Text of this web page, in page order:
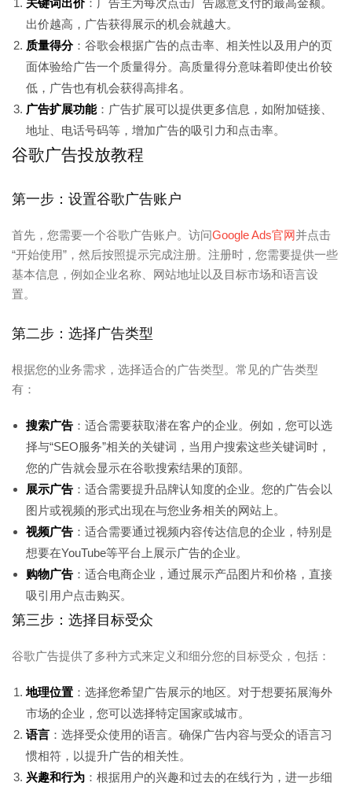
关键词出价：广告主为每次点击广告愿意支付的最高金额。
出价越高，广告获得展示的机会就越大。
质量得分：谷歌会根据广告的点击率、相关性以及用户的页
面体验给广告一个质量得分。高质量得分意味着即使出价较
低，广告也有机会获得高排名。
广告扩展功能：广告扩展可以提供更多信息，如附加链接、
地址、电话号码等，增加广告的吸引力和点击率。
谷歌广告投放教程
第一步：设置谷歌广告账户
首先，您需要一个谷歌广告账户。访问Google Ads官网并点击
“开始使用”，然后按照提示完成注册。注册时，您需要提供一些
基本信息，例如企业名称、网站地址以及目标市场和语言设
置。
第二步：选择广告类型
根据您的业务需求，选择适合的广告类型。常见的广告类型
有：
搜索广告 ：适合需要获取潜在客户的企业。例如，您可以选
择与“SEO服务”相关的关键词，当用户搜索这些关键词时，
您的广告就会显示在谷歌搜索结果的顶部。
展示广告 ：适合需要提升品牌认知度的企业。您的广告会以
图片或视频的形式出现在与您业务相关的网站上。
视频广告 ：适合需要通过视频内容传达信息的企业，特别是
想要在YouTube等平台上展示广告的企业。
购物广告 ：适合电商企业，通过展示产品图片和价格，直接
吸引用户点击购买。
第三步：选择目标受众
谷歌广告提供了多种方式来定义和细分您的目标受众，包括：
地理位置 ：选择您希望广告展示的地区。对于想要拓展海外
市场的企业，您可以选择特定国家或城市。
语言 ：选择受众使用的语言。确保广告内容与受众的语言习
惯相符，以提升广告的相关性。
兴趣和行为 ：根据用户的兴趣和过去的在线行为，进一步细